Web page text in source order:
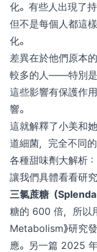
化。有些人出現了
但不是每個人都這
化。
差異在於他們原本
較多的人——特別
這些影響有保護作
響。
這就解釋了小美和
道細菌，完全不同的
各種甜味劑大解析
讓我們具體看看研
三氯蔗糖（Splenda
糖的 600 倍，所以
Metabolism》研究
應。另一篇 2025 年